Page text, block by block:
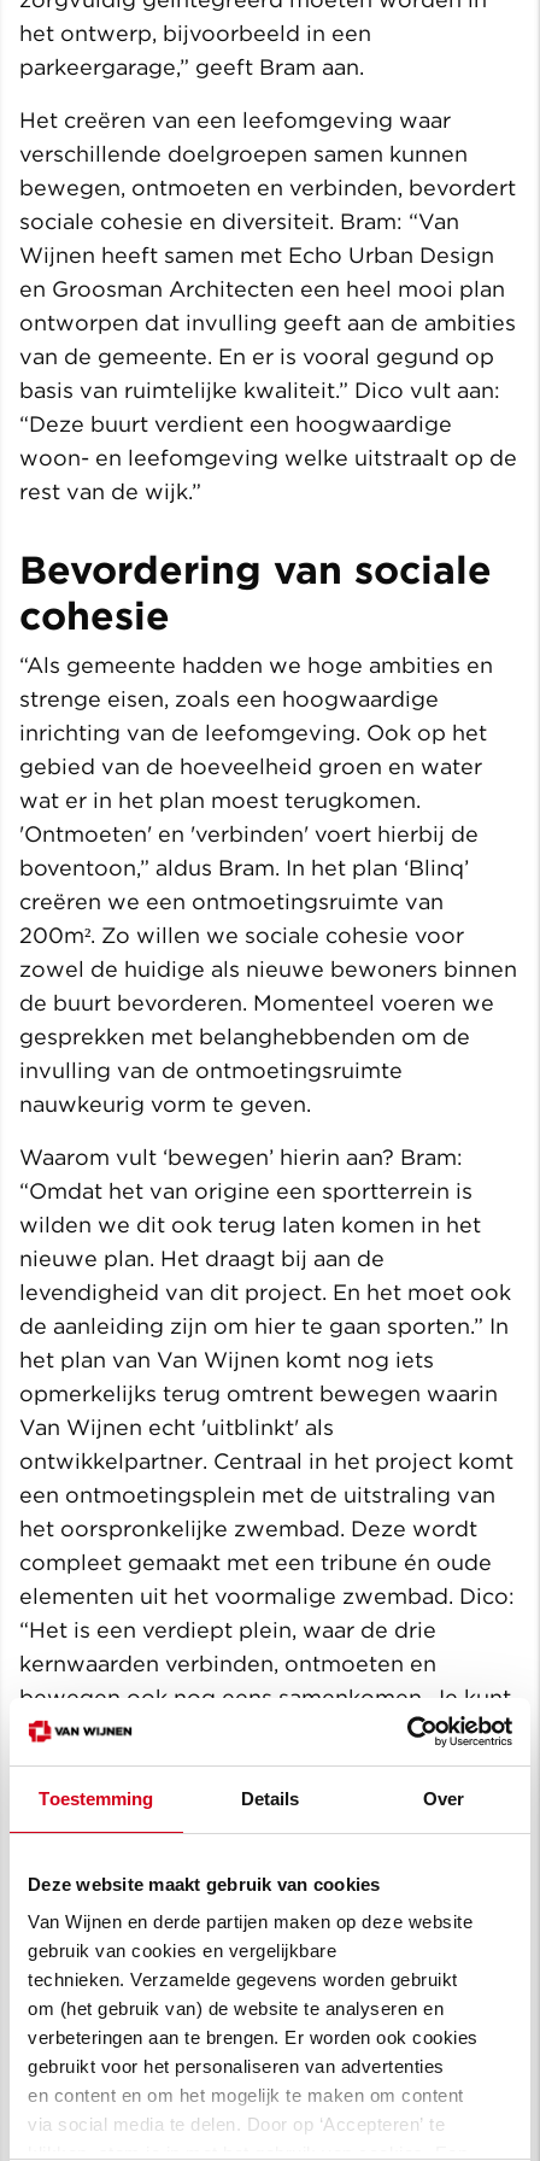
Toestemming Details Over
Deze website maakt gebruik van cookies
Van Wijnen en derde partijen maken op deze website
gebruik van cookies en vergelijkbare
technieken. Verzamelde gegevens worden gebruikt
om (het gebruik van) de website te analyseren en
verbeteringen aan te brengen. Er worden ook cookies
gebruikt voor het personaliseren van advertenties
en content en om het mogelijk te maken om content
via social media te delen. Door op ‘Accepteren’ te
het ontwerp, bijvoorbeeld in een
parkeergarage,” geeft Bram aan.
Het creëren van een leefomgeving waar
verschillende doelgroepen samen kunnen
bewegen, ontmoeten en verbinden, bevordert
sociale cohesie en diversiteit. Bram: “Van
Wijnen heeft samen met Echo Urban Design
en Groosman Architecten een heel mooi plan
ontworpen dat invulling geeft aan de ambities
van de gemeente. En er is vooral gegund op
basis van ruimtelijke kwaliteit.” Dico vult aan:
“Deze buurt verdient een hoogwaardige
woon- en leefomgeving welke uitstraalt op de
rest van de wijk.”
Bevordering van sociale
cohesie
“Als gemeente hadden we hoge ambities en
strenge eisen, zoals een hoogwaardige
inrichting van de leefomgeving. Ook op het
gebied van de hoeveelheid groen en water
wat er in het plan moest terugkomen.
'Ontmoeten' en 'verbinden' voert hierbij de
boventoon,” aldus Bram. In het plan ‘Blinq’
creëren we een ontmoetingsruimte van
200m². Zo willen we sociale cohesie voor
zowel de huidige als nieuwe bewoners binnen
de buurt bevorderen. Momenteel voeren we
gesprekken met belanghebbenden om de
invulling van de ontmoetingsruimte
nauwkeurig vorm te geven.
Waarom vult ‘bewegen’ hierin aan? Bram:
“Omdat het van origine een sportterrein is
wilden we dit ook terug laten komen in het
nieuwe plan. Het draagt bij aan de
levendigheid van dit project. En het moet ook
de aanleiding zijn om hier te gaan sporten.” In
het plan van Van Wijnen komt nog iets
opmerkelijks terug omtrent bewegen waarin
Van Wijnen echt 'uitblinkt' als
ontwikkelpartner. Centraal in het project komt
een ontmoetingsplein met de uitstraling van
het oorspronkelijke zwembad. Deze wordt
compleet gemaakt met een tribune én oude
elementen uit het voormalige zwembad. Dico:
“Het is een verdiept plein, waar de drie
kernwaarden verbinden, ontmoeten en
bewegen ook nog eens samenkomen. Je kunt
er bijvoorbeeld voetballen, maar je kunt het
plein ook gebruiken voor evenementen.” Bram
vult aan: “Het ‘zwembadplein’ kan zelfs dienen
voor opvang van water. Dit is een toevoeging
gebieden wordt toegepast. Maar het
hoogheemraadschap benadrukte dat dit de
bewoners bewust maakt van
klimaatverandering. Dit is de reden om het in
het plan te behouden.”